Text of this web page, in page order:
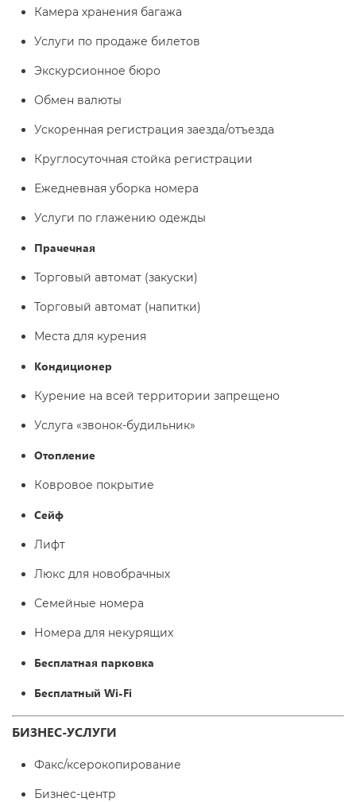
Камера хранения багажа
Услуги по продаже билетов
Экскурсионное бюро
Обмен валюты
Ускоренная регистрация заезда/отъезда
Круглосуточная стойка регистрации
Ежедневная уборка номера
Услуги по глажению одежды
Прачечная
Торговый автомат (закуски)
Торговый автомат (напитки)
Места для курения
Кондиционер
Курение на всей территории запрещено
Услуга «звонок-будильник»
Отопление
Ковровое покрытие
Сейф
Лифт
Люкс для новобрачных
Семейные номера
Номера для некурящих
Бесплатная парковка
Бесплатный Wi-Fі
БИЗНЕС-УСЛУГИ
Факс/ксерокопирование
Бизнес-центр